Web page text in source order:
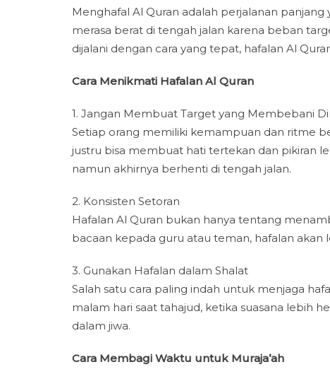
Menghafal Al Quran adalah perjalanan
merasa berat di tengah jalan karena beban
dijalani dengan cara yang tepat, hafalan Al
Cara Menikmati Hafalan Al Quran
1. Jangan Membuat Target yang Membebani
Setiap orang memiliki kemampuan dan ritme
justru bisa membuat hati tertekan dan pikiran
namun akhirnya berhenti di tengah jalan.
2. Konsisten Setoran
Hafalan Al Quran bukan hanya tentang
bacaan kepada guru atau teman, hafalan akan
3. Gunakan Hafalan dalam Shalat
Salah satu cara paling indah untuk menjaga
malam hari saat tahajud, ketika suasana lebih
dalam jiwa.
Cara Membagi Waktu untuk Muraja’ah